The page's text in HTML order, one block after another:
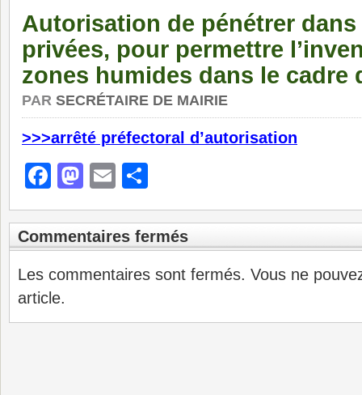
Autorisation de pénétrer
privées, pour permettre
zones humides dans le cadre
PAR SECRÉTAIRE DE MAIRIE
>>>arrêté préfectoral d’autorisation
Facebook
Mastodon
Email
Commentaires fermés
Les commentaires sont fermés. Vous ne
article.